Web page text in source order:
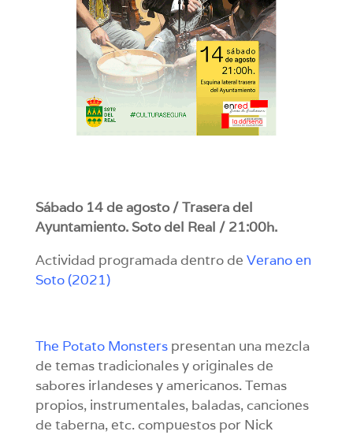
Sábado 14 de agosto / Trasera del
Ayuntamiento. Soto del Real / 21:00h.
Actividad programada dentro de Verano en
Soto (2021)
The Potato Monsterspresentan una mezcla
de temas tradicionales y originales de
sabores irlandeses y americanos. Temas
propios, instrumentales, baladas, canciones
de taberna, etc. compuestos por Nick